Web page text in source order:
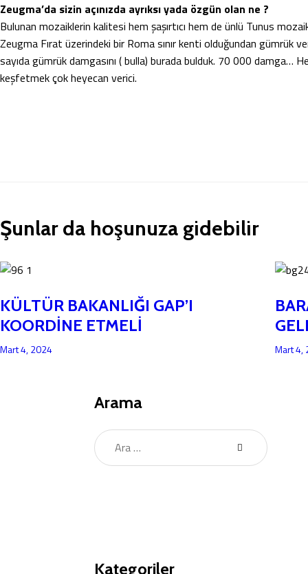
Zeugma’da sizin açınızda ayrıksı yada özgün olan ne ?
Bulunan mozaiklerin kalitesi hem şaşırtıcı hem de ünlü Tunus
Zeugma Fırat üzerindeki bir Roma sınır kenti olduğundan gümrük
sayıda gümrük damgasını ( bulla) burada bulduk. 70 000 damga…
keşfetmek çok heyecan verici.
Şunlar da hoşunuza gidebilir
KÜLTÜR BAKANLIĞI GAP’I
KOORDİNE ETMELİ
Mart 4, 2024 Mart 4,
Arama
Kategoriler